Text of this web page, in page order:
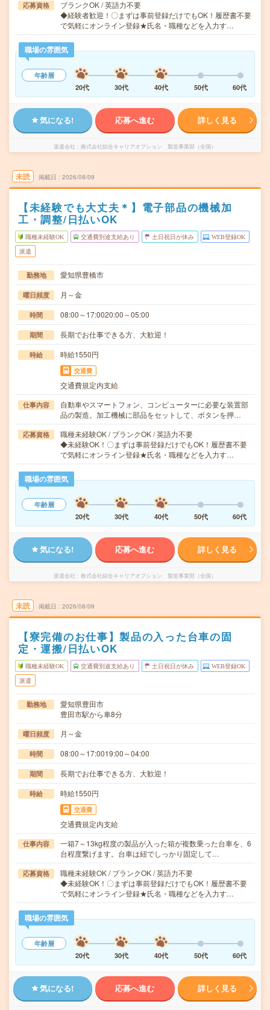
応募資格
ブランクOK / 英語力不要
◆経験者歓迎！〇まずは事前登録だけでもOK！履歴書不要
で気軽にオンライン登録★氏名・職種などを入力す…
職場の雰囲気
年齢層
20代
30代 40代 50代 60代
気になる! 応募へ進む 詳しく見る
派遣会社 株式会社綜合キャリアオプション 製造事業部（全国）
未読 掲載日 2026/08/09
【未経験でも大丈夫＊】電子部品の機械加
工・調整/日払いOK
職種未経験OK 交通費別途支給あり 土日祝日が休み WEB登録OK
派遣
勤務地 愛知県豊橋市
曜日頻度 月～金
時間 08:00～17:0020:00～05:00
期間 長期でお仕事できる方、大歓迎！
時給 時給1550円
交通費
交通費規定内支給
仕事内容
自動車やスマートフォン、コンピューターに必要な装置部
品の製造。加工機械に部品をセットして、ボタンを押…
応募資格
職種未経験OK / ブランクOK / 英語力不要
◆未経験OK！〇まずは事前登録だけでもOK！履歴書不要
で気軽にオンライン登録★氏名・職種などを入力す…
職場の雰囲気
年齢層
20代
30代 40代 50代 60代
気になる! 応募へ進む 詳しく見る
派遣会社 株式会社綜合キャリアオプション 製造事業部（全国）
未読 掲載日 2026/08/09
【寮完備のお仕事】製品の入った台車の固
定・運搬/日払いOK
職種未経験OK 交通費別途支給あり 土日祝日が休み WEB登録OK
派遣
勤務地
愛知県豊田市
豊田市駅から車8分
曜日頻度 月～金
時間 08:00～17:0019:00～04:00
期間 長期でお仕事できる方、大歓迎！
時給 時給1550円
交通費
交通費規定内支給
仕事内容
一箱7～13kg程度の製品が入った箱が複数乗った台車を、6
台程度繋げます。台車は紐でしっかり固定して…
応募資格
職種未経験OK / ブランクOK / 英語力不要
◆未経験OK！〇まずは事前登録だけでもOK！履歴書不要
で気軽にオンライン登録★氏名・職種などを入力す…
職場の雰囲気
年齢層
20代
30代 40代 50代 60代
気になる! 応募へ進む 詳しく見る